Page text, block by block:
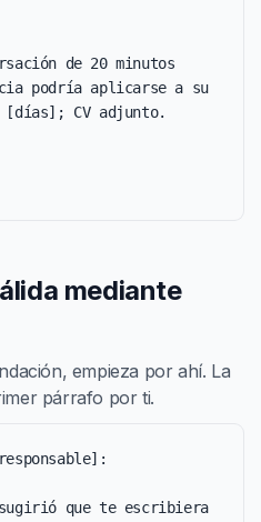
de 20 minutos
podría aplicarse a su
CV adjunto.
mediante
empieza por ahí. La
párrafo por ti.
sugirió que te escribiera